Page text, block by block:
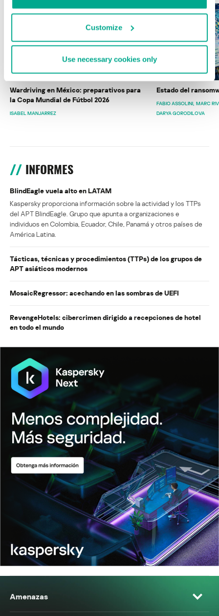
Customize
Use necessary cookies only
Wardriving en México: preparativos para
la Copa Mundial de Fútbol 2026
ISABEL MANJARREZ
Estado del
FABIO ASSOLINI MARC
DARYA GORODILOVA
INFORMES
BlindEagle vuela alto en LATAM
Kaspersky proporciona información sobre la actividad y los TTPs
del APT BlindEagle. Grupo que apunta a organizaciones e
individuos en Colombia, Ecuador, Chile, Panamá y otros países de
América Latina.
Tácticas, técnicas y procedimientos (TTPs) de los grupos de
APT asiáticos modernos
MosaicRegressor: acechando en las sombras de UEFI
RevengeHotels: cibercrimen dirigido a recepciones de hotel
en todo el mundo
Amenazas